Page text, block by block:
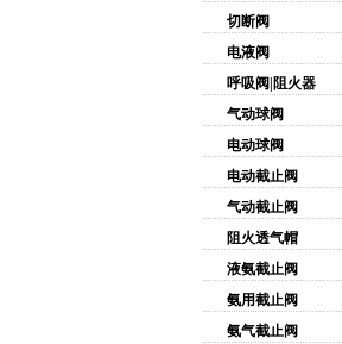
切断阀
电液阀
呼吸阀|阻火器
气动球阀
电动球阀
电动截止阀
气动截止阀
阻火透气帽
液氨截止阀
氨用截止阀
氨气截止阀